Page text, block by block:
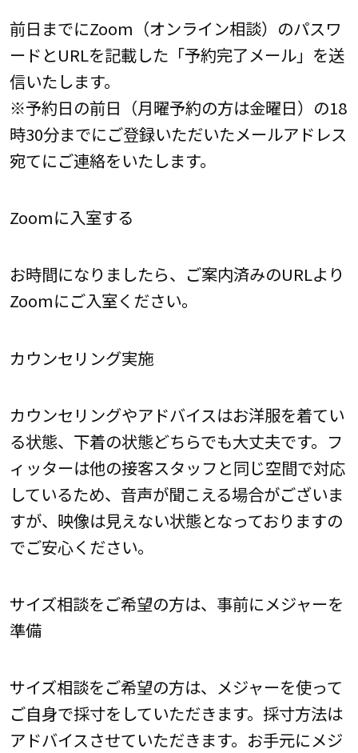
前日までにZoom（オンライン相談）のパスワ
ードとURLを記載した「予約完了メール」を送
信いたします。
※予約日の前日（月曜予約の方は金曜日）の18
時30分までにご登録いただいたメールアドレス
宛てにご連絡をいたします。
Zoomに入室する
お時間になりましたら、ご案内済みのURLより
Zoomにご入室ください。
カウンセリング実施
カウンセリングやアドバイスはお洋服を着てい
る状態、下着の状態どちらでも大丈夫です。フ
ィッターは他の接客スタッフと同じ空間で対応
しているため、音声が聞こえる場合がございま
すが、映像は見えない状態となっておりますの
でご安心ください。
サイズ相談をご希望の方は、事前にメジャーを
準備
サイズ相談をご希望の方は、メジャーを使って
ご自身で採寸をしていただきます。採寸方法は
アドバイスさせていただきます。お手元にメジ